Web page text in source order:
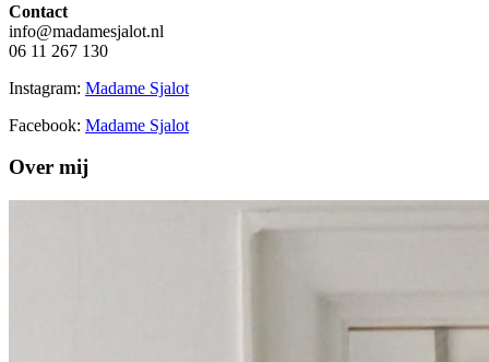
Contact
info@madamesjalot.nl
06 11 267 130
Instagram: Madame Sjalot
Facebook: Madame Sjalot
Over mij